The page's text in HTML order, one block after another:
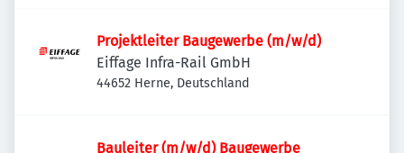
Projektleiter Baugewerbe (m/w/d)
Eiffage Infra-Rail GmbH
44652 Herne, Deutschland
Bauleiter (m/w/d) Baugewerbe